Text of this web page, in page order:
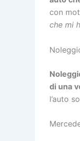
con
che mi
di una
l’auto